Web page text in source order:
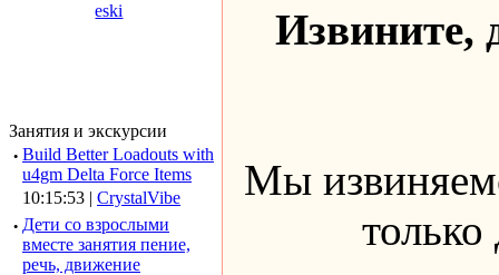
eski
Занятия и экскурсии
· Build Better Loadouts with
u4gm Delta Force Items
10:15:53 | CrystalVibe
· Дети со взрослыми
вместе занятия пение,
речь, движение
Извините,
Мы